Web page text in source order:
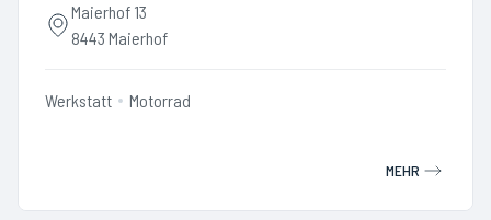
Maierhof 13
8443 Maierhof
Werkstatt Motorrad
MEHR